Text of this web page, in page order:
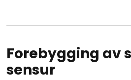
Forebygging av
sensur